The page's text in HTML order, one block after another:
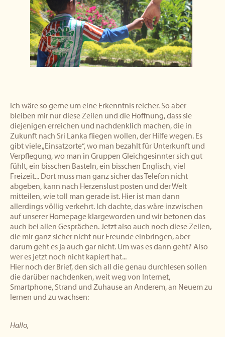
Ich wäre so gerne um eine Erkenntnis reicher. So aber
bleiben mir nur diese Zeilen und die Hoffnung, dass sie
diejenigen erreichen und nachdenklich machen, die in
Zukunft nach Sri Lanka fliegen wollen, der Hilfe wegen. Es
gibt viele „Einsatzorte“, wo man bezahlt für Unterkunft und
Verpflegung, wo man in Gruppen Gleichgesinnter sich gut
fühlt, ein bisschen Basteln, ein bisschen Englisch, viel
Freizeit... Dort muss man ganz sicher das Telefon nicht
abgeben, kann nach Herzenslust posten und der Welt
mitteilen, wie toll man gerade ist. Hier ist man dann
allerdings völlig verkehrt. Ich dachte, das wäre inzwischen
auf unserer Homepage klargeworden und wir betonen das
auch bei allen Gesprächen. Jetzt also auch noch diese Zeilen,
die mir ganz sicher nicht nur Freunde einbringen, aber
darum geht es ja auch gar nicht. Um was es dann geht? Also
wer es jetzt noch nicht kapiert hat...
Hier noch der Brief, den sich all die genau durchlesen sollen
die darüber nachdenken, weit weg von Internet,
Smartphone, Strand und Zuhause an Anderem, an Neuem zu
lernen und zu wachsen:
Hallo,